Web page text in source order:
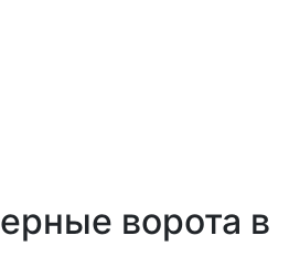
ворота в